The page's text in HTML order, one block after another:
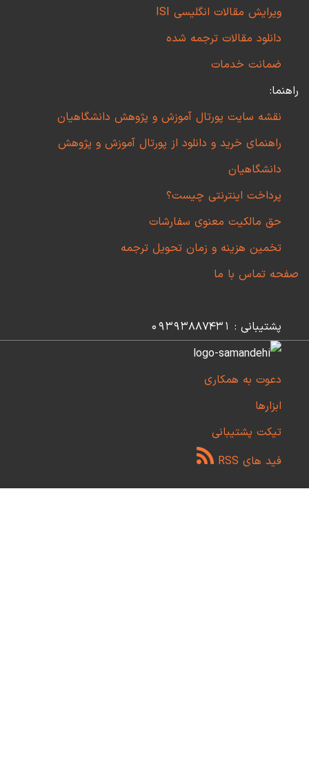
ویرایش مقالات انگلیسی ISI
دانلود مقالات ترجمه شده
ضمانت خدمات
راهنما:
نقشه سایت پورتال آموزش و پژوهش دانشگاهیان
راهنمای خرید و دانلود از پورتال آموزش و پژوهش
دانشگاهیان
پرداخت اینترنتی چیست؟
حق مالکیت معنوی سفارشات
تخمین هزینه و زمان تحویل ترجمه
صفحه تماس با ما
پشتیبانی : 09393887431
دعوت به همکاری
ابزارها
تیکت پشتیبانی
فید های RSS